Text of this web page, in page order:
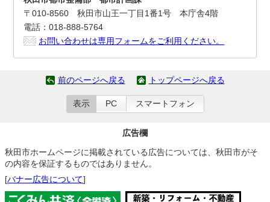
〒010-8560 秋田市山王一丁目1番1号 本庁舎4階
電話：018-888-5764
お問い合わせは専用フォームをご利用ください。
前のページへ戻る トップページへ戻る
表示 PC スマートフォン
広告欄
秋田市ホームページに掲載されている広告については、秋田市がそ
の内容を保証するものではありません。
[バナー広告について]